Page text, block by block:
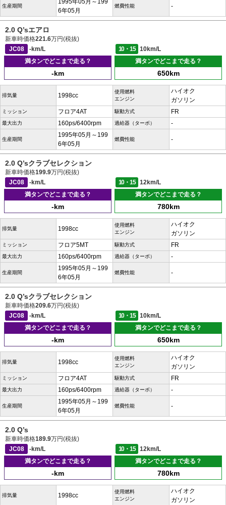
生産期間
1995年05月～199
6年05月
燃費性能 -
2.0 Q’sエアロ
新車時価格221.6万円(税抜)
JC08
-km/L 10・15
10km/L
満タンでどこまで走る？
-km
満タンでどこまで走る？
650km
排気量 1998cc
使用燃料
エンジン
ハイオク
ガソリン
ミッション フロア4AT 駆動方式 FR
最大出力 160ps/6400rpm 過給器（ターボ） -
生産期間
1995年05月～199
6年05月
燃費性能 -
2.0 Q’sクラブセレクション
新車時価格199.9万円(税抜)
JC08
-km/L 10・15
12km/L
満タンでどこまで走る？
-km
満タンでどこまで走る？
780km
排気量 1998cc
使用燃料
エンジン
ハイオク
ガソリン
ミッション フロア5MT 駆動方式 FR
最大出力 160ps/6400rpm 過給器（ターボ） -
生産期間
1995年05月～199
6年05月
燃費性能 -
2.0 Q’sクラブセレクション
新車時価格209.6万円(税抜)
JC08
-km/L 10・15
10km/L
満タンでどこまで走る？
-km
満タンでどこまで走る？
650km
排気量 1998cc
使用燃料
エンジン
ハイオク
ガソリン
ミッション フロア4AT 駆動方式 FR
最大出力 160ps/6400rpm 過給器（ターボ） -
生産期間
1995年05月～199
6年05月
燃費性能 -
2.0 Q’s
新車時価格189.9万円(税抜)
JC08
-km/L 10・15
12km/L
満タンでどこまで走る？
-km
満タンでどこまで走る？
780km
排気量 1998cc
使用燃料
エンジン
ハイオク
ガソリン